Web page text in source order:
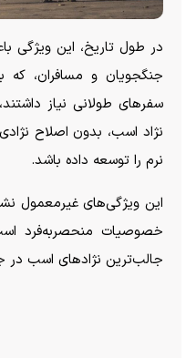
در طول تاریخ، این ویژگی
جنگجویان و مسافران،
سفر‌های طولانی نیاز
نژاد اسب، بدون اصلاح
نرم را توسعه داده باشد.
این ویژگی‌های غیرمعمول
خصوصیات منحصر‌به‌فرد
جالب‌ترین نژاد‌های اسب در